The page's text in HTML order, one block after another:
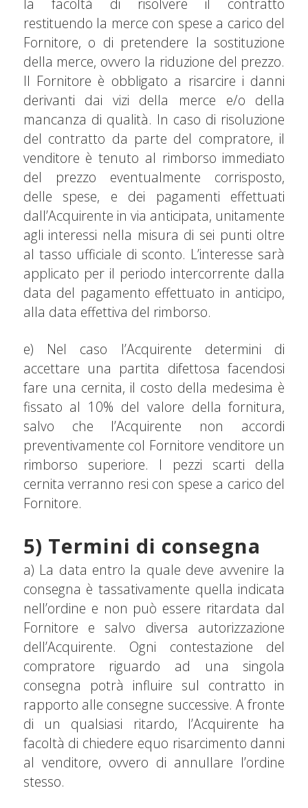
restituendo la merce con spese a carico del
Fornitore, o di pretendere la sostituzione
della merce, ovvero la riduzione del prezzo.
Il Fornitore è obbligato a risarcire i danni
derivanti dai vizi della merce e/o della
mancanza di qualità. In caso di risoluzione
del contratto da parte del compratore, il
venditore è tenuto al rimborso immediato
del prezzo eventualmente corrisposto,
delle spese, e dei pagamenti effettuati
dall’Acquirente in via anticipata, unitamente
agli interessi nella misura di sei punti oltre
al tasso ufficiale di sconto. L’interesse sarà
applicato per il periodo intercorrente dalla
data del pagamento effettuato in anticipo,
alla data effettiva del rimborso.
e) Nel caso l’Acquirente determini di
accettare una partita difettosa facendosi
fare una cernita, il costo della medesima è
fissato al 10% del valore della fornitura,
salvo che l’Acquirente non accordi
preventivamente col Fornitore venditore un
rimborso superiore. I pezzi scarti della
cernita verranno resi con spese a carico del
Fornitore.
5) Termini di consegna
a) La data entro la quale deve avvenire la
consegna è tassativamente quella indicata
nell’ordine e non può essere ritardata dal
Fornitore e salvo diversa autorizzazione
dell’Acquirente. Ogni contestazione del
compratore riguardo ad una singola
consegna potrà influire sul contratto in
rapporto alle consegne successive. A fronte
di un qualsiasi ritardo, l’Acquirente ha
facoltà di chiedere equo risarcimento danni
al venditore, ovvero di annullare l’ordine
stesso.